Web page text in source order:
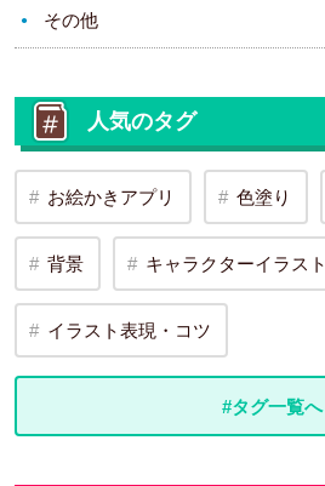
その他
人気のタグ
お絵かきアプリ 色塗り
背景 キャラクターイラスト
イラスト表現・コツ
#タグ一覧へ